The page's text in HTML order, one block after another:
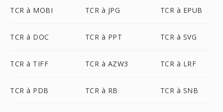
TCR à MOBI TCR à JPG TCR à EPUB
TCR à DOC TCR à PPT TCR à SVG
TCR à TIFF TCR à AZW3 TCR à LRF
TCR à PDB TCR à RB TCR à SNB